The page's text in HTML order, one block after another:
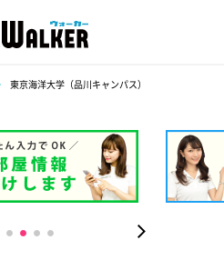
東京海洋大学（品川キャンパス）